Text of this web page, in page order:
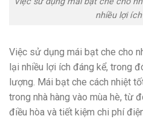
nhiều lợi
Việc sử dụng mái bạt che cho
lại nhiều lợi ích đáng kể, trong
lượng. Mái bạt che cách nhiệt
trong nhà hàng vào mùa hè, từ
điều hòa và tiết kiệm chi phí